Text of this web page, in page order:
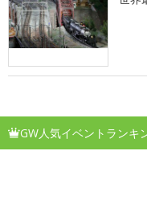
GW人気イベントランキ